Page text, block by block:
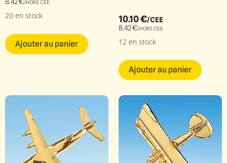
8.42€/HORS CEE
20 en stock
Ajouter au panier
10.10€/CEE
8.42€/HORS CEE
12 en stock
Ajouter au panier